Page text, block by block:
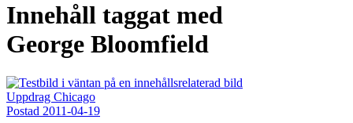
Innehåll taggat med
George Bloomfield
Uppdrag Chicago
Postad 2011-04-19